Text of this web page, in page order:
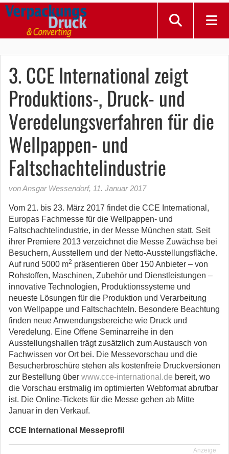
3. CCE International zeigt
Produktions-, Druck- und
Veredelungsverfahren für die
Wellpappen- und
Faltschachtelindustrie
von Ansgar Wessendorf, 11. Januar 2017
Vom 21. bis 23. März 2017 findet die CCE International,
Europas Fachmesse für die Wellpappen- und
Faltschachtelindustrie, in der Messe München statt. Seit
ihrer Premiere 2013 verzeichnet die Messe Zuwächse bei
Besuchern, Ausstellern und der Netto-Ausstellungsfläche.
Auf rund 5000 m2 präsentieren über 150 Anbieter – von
Rohstoffen, Maschinen, Zubehör und Dienstleistungen –
innovative Technologien, Produktionssysteme und
neueste Lösungen für die Produktion und Verarbeitung
von Wellpappe und Faltschachteln. Besondere Beachtung
finden neue Anwendungsbereiche wie Druck und
Veredelung. Eine Offene Seminarreihe in den
Ausstellungshallen trägt zusätzlich zum Austausch von
Fachwissen vor Ort bei. Die Messevorschau und die
Besucherbroschüre stehen als kostenfreie Druckversionen
zur Bestellung über www.cce-international.de bereit, wo
die Vorschau erstmalig im optimierten Webformat abrufbar
ist. Die Online-Tickets für die Messe gehen ab Mitte
Januar in den Verkauf.
CCE International Messeprofil
Anzeige